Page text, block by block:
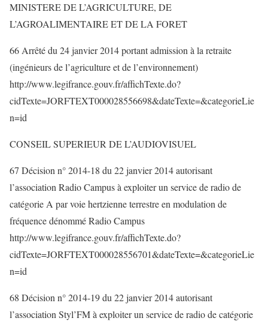
MINISTERE DE L’AGRICULTURE, DE
L’AGROALIMENTAIRE ET DE LA FORET
66 Arrêté du 24 janvier 2014 portant admission à la retraite
(ingénieurs de l’agriculture et de l’environnement)
http://www.legifrance.gouv.fr/affichTexte.do?
cidTexte=JORFTEXT000028556698&dateTexte=&categorieLie
n=id
CONSEIL SUPERIEUR DE L’AUDIOVISUEL
67 Décision n° 2014-18 du 22 janvier 2014 autorisant
l’association Radio Campus à exploiter un service de radio de
catégorie A par voie hertzienne terrestre en modulation de
fréquence dénommé Radio Campus
http://www.legifrance.gouv.fr/affichTexte.do?
cidTexte=JORFTEXT000028556701&dateTexte=&categorieLie
n=id
68 Décision n° 2014-19 du 22 janvier 2014 autorisant
l’association Styl’FM à exploiter un service de radio de catégorie